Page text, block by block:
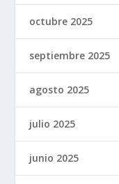
octubre 2025
septiembre 2025
agosto 2025
julio 2025
junio 2025